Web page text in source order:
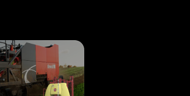
a um veículo motorizado, para que possam funcionar
de estar no veículo. Para isso, precisamos
3 minutos se você estiver a mais de 300 metros de
Turn Off Motor”, que evita que os motores desliguem